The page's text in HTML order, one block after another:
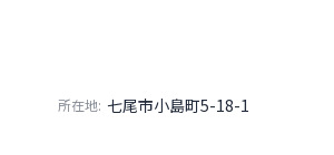
所在地: 七尾市小島町5-18-1